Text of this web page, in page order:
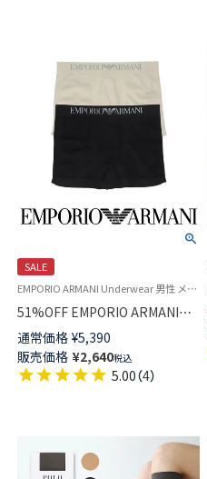
SALE
EMPORIO ARMANI Underwear 男性 メンズ 下着 パンツ ブランド 父の日ギフト 父の日プレゼント 2024
51%OFF EMPORIO ARMANI
SEAMLESS シームレス ボクサ
ーパンツ 前閉じ EUサイズ メン
ズ 男性 プレゼント アンダーウ
ェア 54045281
通常価格 ¥5,390
販売価格 ¥2,640税込
5.00（4）